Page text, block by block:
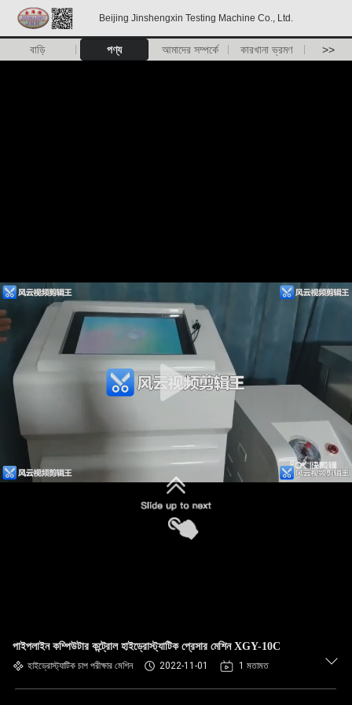
Beijing Jinshengxin Testing Machine Co., Ltd.
বাড়ি পণ্য আমাদের সম্পর্কে কারখানা ভ্রমণ >>
পাইপলাইন কম্পিউটার কন্ট্রোল হাইড্রোস্ট্যাটিক প্রেসার মেশিন XGY-10C
হাইড্রোস্ট্যাটিক চাপ পরীক্ষার মেশিন 2022-11-01 1 মতামত